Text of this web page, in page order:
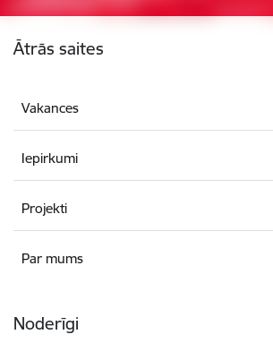
Ātrās saites
Vakances
Iepirkumi
Projekti
Par mums
Noderīgi